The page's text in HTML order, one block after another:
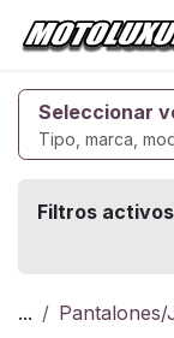
Ir al contenido
Seleccionar
Tipo, marca,
Filtros
... Pantalones/